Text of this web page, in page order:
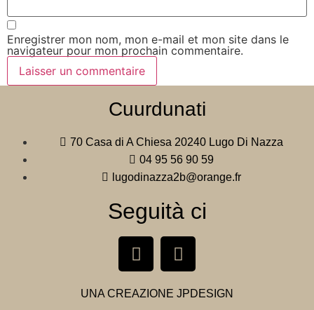
Enregistrer mon nom, mon e-mail et mon site dans le
navigateur pour mon prochain commentaire.
Cuurdunati
70 Casa di A Chiesa 20240 Lugo Di Nazza
04 95 56 90 59
lugodinazza2b@orange.fr
Seguità ci
UNA CREAZIONE JPDESIGN